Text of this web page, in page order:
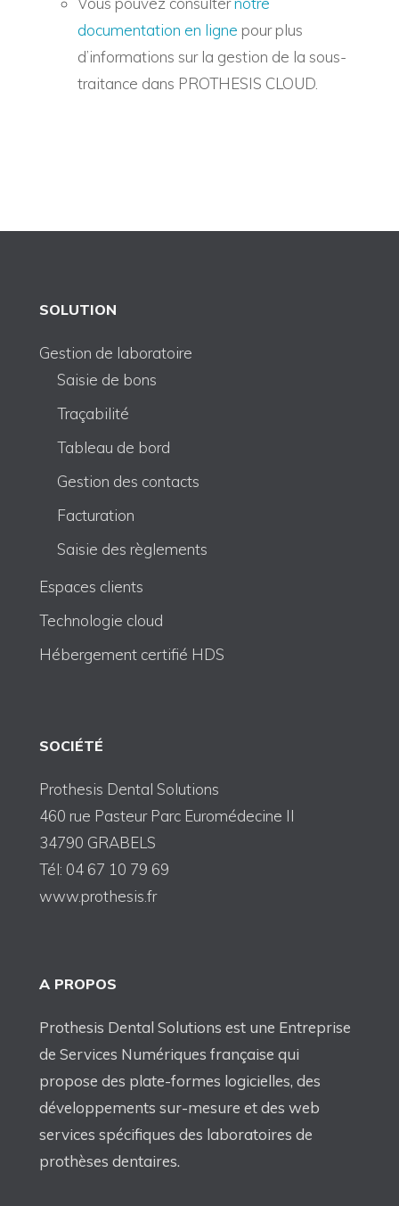
documentation en ligne pour plus
d’informations sur la gestion de la sous-
traitance dans PROTHESIS CLOUD.
SOLUTION
Gestion de laboratoire
Saisie de bons
Traçabilité
Tableau de bord
Gestion des contacts
Facturation
Saisie des règlements
Espaces clients
Technologie cloud
Hébergement certifié HDS
SOCIÉTÉ
Prothesis Dental Solutions
460 rue Pasteur Parc Euromédecine II
34790 GRABELS
Tél: 04 67 10 79 69
www.prothesis.fr
A PROPOS
Prothesis Dental Solutions est une Entreprise
de Services Numériques française qui
propose des plate-formes logicielles, des
développements sur-mesure et des web
services spécifiques des laboratoires de
prothèses dentaires.